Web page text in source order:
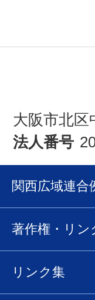
大阪市北区
法人番号
関西広域連合
著作権・リン
リンク集